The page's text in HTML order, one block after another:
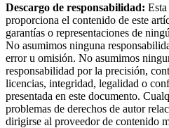
Descargo de responsabilidad:
proporciona el contenido de este
garantías o representaciones de
No asumimos ninguna
error u omisión. No asumimos
responsabilidad por la precisión,
licencias, integridad, legalidad o
presentada en este documento.
problemas de derechos de autor
dirigirse al proveedor de contenido